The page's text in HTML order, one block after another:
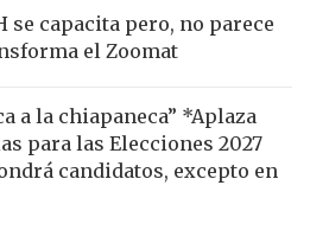
se capacita pero, no parece
el Zoomat
a la chiapaneca” *Aplaza
para las Elecciones 2027
candidatos, excepto en